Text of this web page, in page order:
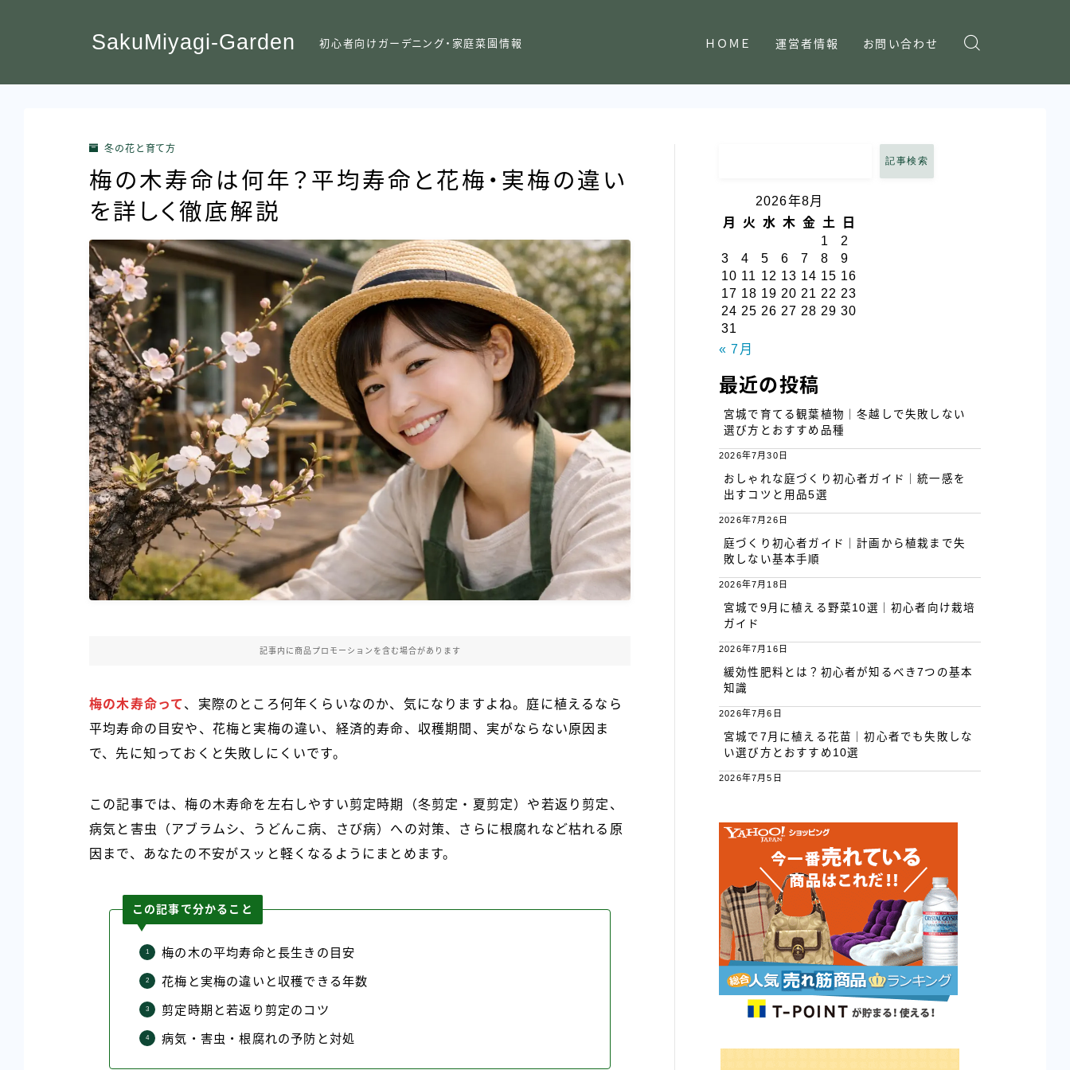
SakuMiyagi-Garden 初心者向けガーデニング・家庭菜園情報 ＨＯＭＥ 運営者情報 お問い合わせ
冬の花と育て方
梅の木寿命は何年？平均寿命と花梅・実梅の違い
を詳しく徹底解説
記事内に商品プロモーションを含む場合があります
梅の木寿命って、実際のところ何年くらいなのか、気になりますよね。庭に植えるなら
平均寿命の目安や、花梅と実梅の違い、経済的寿命、収穫期間、実がならない原因ま
で、先に知っておくと失敗しにくいです。
この記事では、梅の木寿命を左右しやすい剪定時期（冬剪定・夏剪定）や若返り剪定、
病気と害虫（アブラムシ、うどんこ病、さび病）への対策、さらに根腐れなど枯れる原
因まで、あなたの不安がスッと軽くなるようにまとめます。
この記事で分かること
梅の木の平均寿命と長生きの目安
花梅と実梅の違いと収穫できる年数
剪定時期と若返り剪定のコツ
病気・害虫・根腐れの予防と対処
記事検索
2026年8月
月
火 水 木 金 土
日
1
2
3
4 5 6 7 8
9
10 11 12 13 14 15 16
17 18 19 20 21 22 23
24 25 26 27 28 29 30
31
« 7月
最近の投稿
宮城で育てる観葉植物｜冬越しで失敗しない
選び方とおすすめ品種
2026年7月30日
おしゃれな庭づくり初心者ガイド｜統一感を
出すコツと用品5選
2026年7月26日
庭づくり初心者ガイド｜計画から植栽まで失
敗しない基本手順
2026年7月18日
宮城で9月に植える野菜10選｜初心者向け栽培
ガイド
2026年7月16日
緩効性肥料とは？初心者が知るべき7つの基本
知識
2026年7月6日
宮城で7月に植える花苗｜初心者でも失敗しな
い選び方とおすすめ10選
2026年7月5日